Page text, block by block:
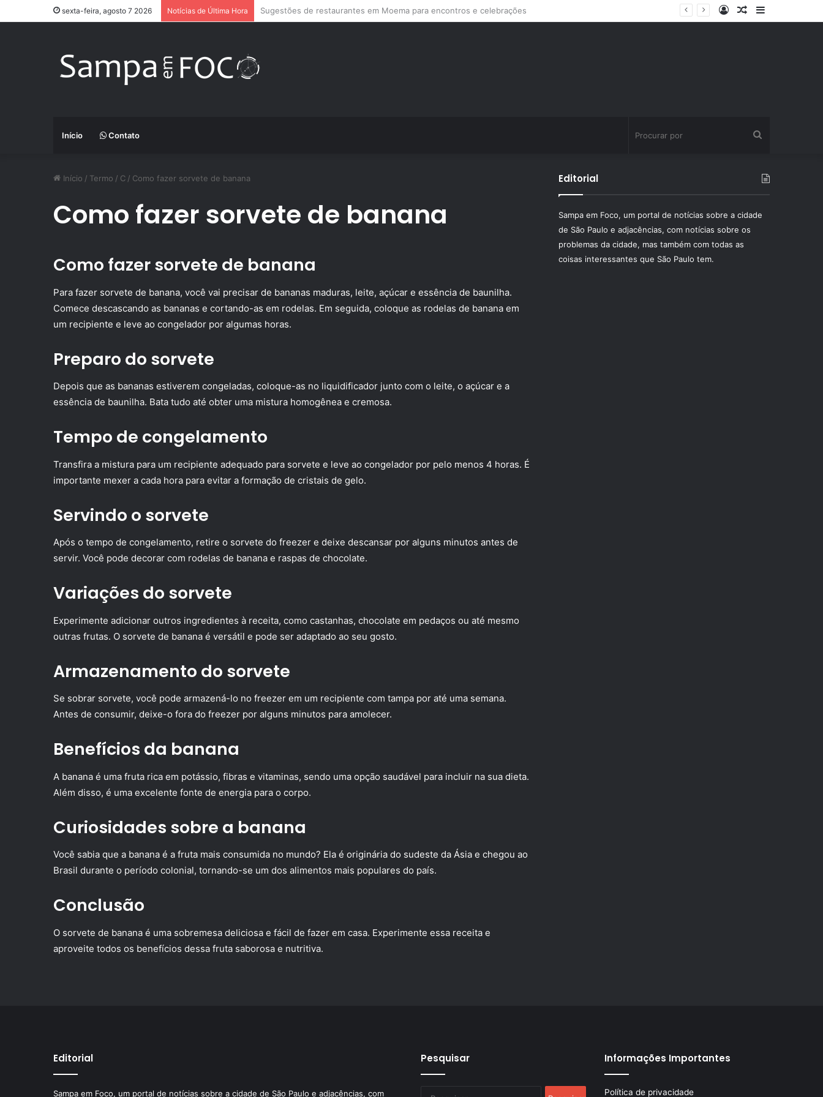
sexta-feira, agosto 7 2026 Notícias de Última Hora Apps de treino personalizado crescem no Brasil e impulsionam modelo de assinatura fitness
Barra
Artigo
Entrar
Início Contato
por
Início / Termo / C / Como fazer sorvete de banana
Como fazer sorvete de banana
Como fazer sorvete de banana
Para fazer sorvete de banana, você vai precisar de bananas maduras, leite, açúcar e essência de baunilha.
Comece descascando as bananas e cortando-as em rodelas. Em seguida, coloque as rodelas de banana em
um recipiente e leve ao congelador por algumas horas.
Preparo do sorvete
Depois que as bananas estiverem congeladas, coloque-as no liquidificador junto com o leite, o açúcar e a
essência de baunilha. Bata tudo até obter uma mistura homogênea e cremosa.
Tempo de congelamento
Transfira a mistura para um recipiente adequado para sorvete e leve ao congelador por pelo menos 4 horas. É
importante mexer a cada hora para evitar a formação de cristais de gelo.
Servindo o sorvete
Após o tempo de congelamento, retire o sorvete do freezer e deixe descansar por alguns minutos antes de
servir. Você pode decorar com rodelas de banana e raspas de chocolate.
Variações do sorvete
Experimente adicionar outros ingredientes à receita, como castanhas, chocolate em pedaços ou até mesmo
outras frutas. O sorvete de banana é versátil e pode ser adaptado ao seu gosto.
Armazenamento do sorvete
Se sobrar sorvete, você pode armazená-lo no freezer em um recipiente com tampa por até uma semana.
Antes de consumir, deixe-o fora do freezer por alguns minutos para amolecer.
Benefícios da banana
A banana é uma fruta rica em potássio, fibras e vitaminas, sendo uma opção saudável para incluir na sua dieta.
Além disso, é uma excelente fonte de energia para o corpo.
Curiosidades sobre a banana
Você sabia que a banana é a fruta mais consumida no mundo? Ela é originária do sudeste da Ásia e chegou ao
Brasil durante o período colonial, tornando-se um dos alimentos mais populares do país.
Conclusão
O sorvete de banana é uma sobremesa deliciosa e fácil de fazer em casa. Experimente essa receita e
aproveite todos os benefícios dessa fruta saborosa e nutritiva.
Editorial
Sampa em Foco, um portal de notícias sobre a cidade
de São Paulo e adjacências, com notícias sobre os
problemas da cidade, mas também com todas as
coisas interessantes que São Paulo tem.
Editorial
Sampa em Foco, um portal de notícias sobre a cidade de São Paulo e adjacências, com
Pesquisar Informações Importantes
Política de privacidade